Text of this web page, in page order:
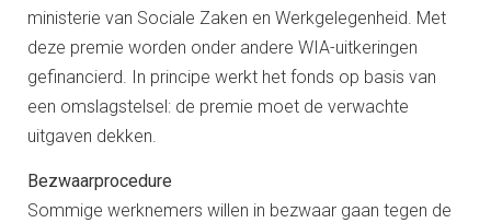
ministerie van Sociale Zaken en Werkgelegenheid. Met
deze premie worden onder andere WIA-uitkeringen
gefinancierd. In principe werkt het fonds op basis van
een omslagstelsel: de premie moet de verwachte
uitgaven dekken.
Bezwaarprocedure
Sommige werknemers willen in bezwaar gaan tegen de